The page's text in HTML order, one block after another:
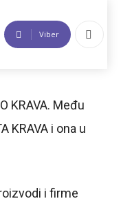
Viber
KRAVA. Među
KRAVA i ona u
i firme